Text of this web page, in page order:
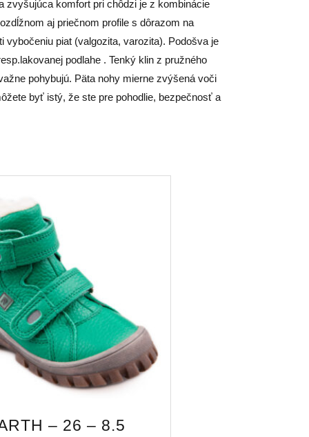
zvyšujúca komfort pri chôdzi je z kombinácie
aj priečnom profile s dôrazom na
vybočeniu piat (valgozita, varozita). Podošva je
podlahe . Tenký klin z pružného
pohybujú. Päta nohy mierne zvýšená voči
byť istý, že ste pre pohodlie, bezpečnosť a
– 26 – 8.5